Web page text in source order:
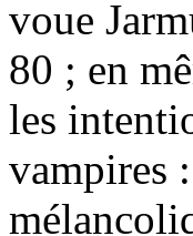
voue
80 ; en
les
vampires